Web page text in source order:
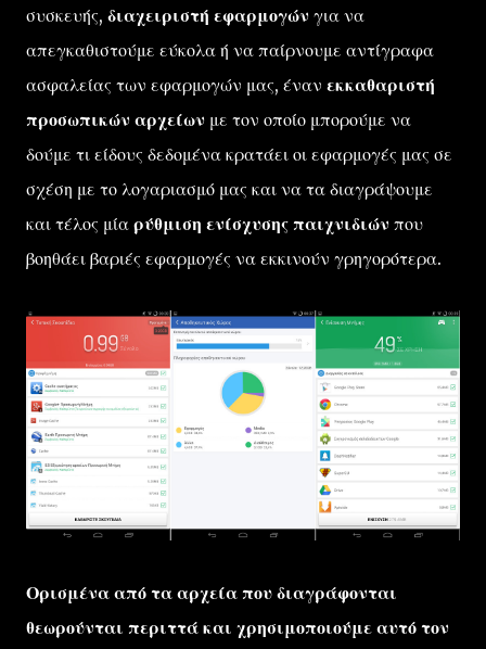
συσκευής, διαχειριστή εφαρμογών για να
απεγκαθιστούμε εύκολα ή να παίρνουμε αντίγραφα
ασφαλείας των εφαρμογών μας, έναν εκκαθαριστή
προσωπικών αρχείων με τον οποίο μπορούμε να
δούμε τι είδους δεδομένα κρατάει οι εφαρμογές μας σε
σχέση με το λογαριασμό μας και να τα διαγράψουμε
και τέλος μία ρύθμιση ενίσχυσης παιχνιδιών που
βοηθάει βαριές εφαρμογές να εκκινούν γρηγορότερα.
Ορισμένα από τα αρχεία που διαγράφονται
θεωρούνται περιττά και χρησιμοποιούμε αυτό τον